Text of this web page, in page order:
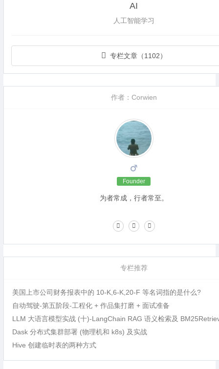
AI
人工智能学习
专栏文章（1102）
作者：Corwien
Founder
为者常成，行者常至。
专栏推荐
美国上市公司财务报表中的 10-K,6-K,20-F 等名词指的是什么?
自动驾驶-第五阶段-工程化 + 作品集打磨 + 面试准备
LLM 大语言模型实战 (十)-LangChain RAG 语义检索及
Dask 分布式集群部署 (物理机和 k8s) 及实战
Hive 创建临时表的两种方式